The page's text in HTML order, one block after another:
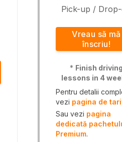
Pick-up /
Vreau să mă
înscriu!
* Finish driving
lessons in 4
Pentru detalii
vezi pagina de
Sau vezi pagina
dedicată
Premium.